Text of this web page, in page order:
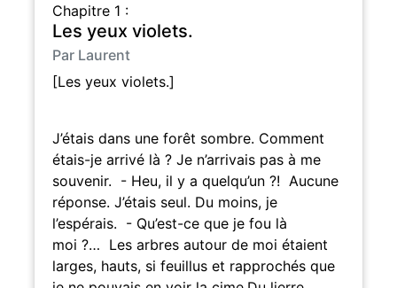
Chapitre 1 :
Les yeux violets.
Par Laurent
[Les yeux violets.]
J’étais dans une forêt sombre. Comment
étais-je arrivé là ? Je n’arrivais pas à me
souvenir. - Heu, il y a quelqu’un ?! Aucune
réponse. J’étais seul. Du moins, je
l’espérais. - Qu’est-ce que je fou là
moi ?… Les arbres autour de moi étaient
larges, hauts, si feuillus et rapprochés que